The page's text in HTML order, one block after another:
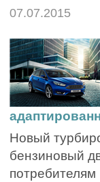
07.07.2015
Новый
бензиновый